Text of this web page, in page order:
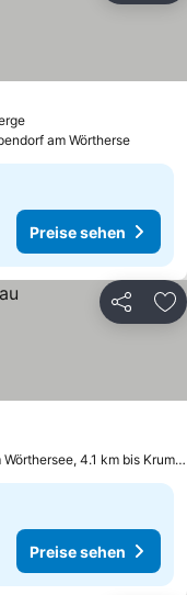
am Wörtherse
Preise sehen
Teilen
Klagenfurt am Wörthersee, 4.1 km bis Krumpendorf am Wörtherse
Preise sehen